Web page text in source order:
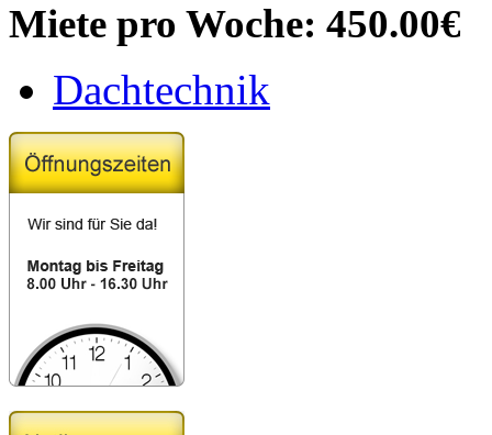
Miete pro Woche: 450.00€
Dachtechnik